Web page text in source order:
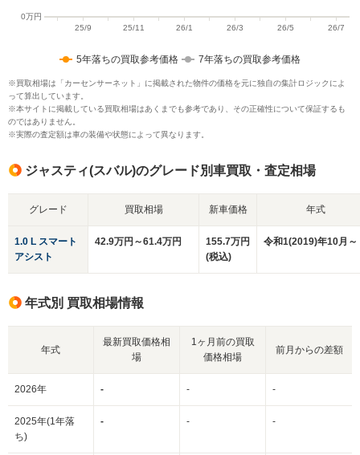
5年落ちの買取参考価格 7年落ちの買取参考価格
※買取相場は「カーセンサーネット」に掲載された物件の価格を元に独自の集計ロジックによ
って算出しています。
※本サイトに掲載している買取相場はあくまでも参考であり、その正確性について保証するも
のではありません。
※実際の査定額は車の装備や状態によって異なります。
ジャスティ(スバル)のグレード別車買取・査定相場
グレード 買取相場 新車価格 年式
1.0 L スマート
アシスト
42.9万円～61.4万円
155.7万円
(税込)
令和1(2019)年10月～
年式別 買取相場情報
年式
最新買取価格相
場
1ヶ月前の買取
価格相場
前月からの差額
2026年 - - -
2025年(1年落
ち)
- - -